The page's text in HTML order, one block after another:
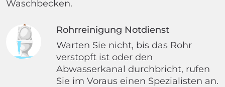
Waschbecken.
Rohrreinigung Notdienst
Warten Sie nicht, bis das Rohr
verstopft ist oder den
Abwasserkanal durchbricht, rufen
Sie im Voraus einen Spezialisten an.